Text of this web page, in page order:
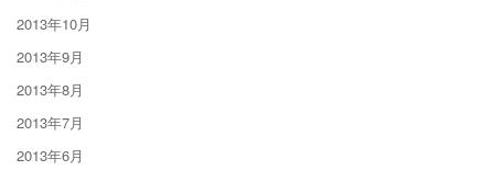
2013年10月
2013年9月
2013年8月
2013年7月
2013年6月